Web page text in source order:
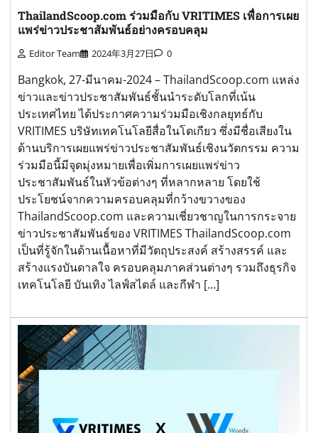
ThailandScoop.com ร่วมมือกับ VRITIMES เพื่อการเผย
แพร่ข่าวประชาสัมพันธ์อย่างครอบคลุม
Editor Team 2024年3月27日 0
Bangkok, 27-มีนาคม-2024 – ThailandScoop.com แหล่ง
ข่าวและข่าวประชาสัมพันธ์ชั้นนำระดับโลกที่เน้น
ประเทศไทย ได้ประกาศความร่วมมือเชิงกลยุทธ์กับ
VRITIMES บริษัทเทคโนโลยีสื่อในโตเกียว ซึ่งมีชื่อเสียงใน
ด้านบริการเผยแพร่ข่าวประชาสัมพันธ์เชิงนวัตกรรม ความ
ร่วมมือนี้มีจุดมุ่งหมายเพื่อเพิ่มการเผยแพร่ข่าว
ประชาสัมพันธ์ในหัวข้อต่างๆ ที่หลากหลาย โดยใช้
ประโยชน์จากความครอบคลุมที่กว้างขวางของ
ThailandScoop.com และความเชี่ยวชาญในการกระจาย
ข่าวประชาสัมพันธ์ของ VRITIMES ThailandScoop.com
เป็นที่รู้จักในด้านเนื้อหาที่มีวัตถุประสงค์ สร้างสรรค์ และ
สร้างแรงบันดาลใจ ครอบคลุมภาคส่วนต่างๆ รวมถึงธุรกิจ
เทคโนโลยี บันเทิง ไลฟ์สไตล์ และกีฬา […]